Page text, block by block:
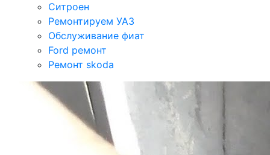
Ситроен
Ремонтируем УАЗ
Обслуживание фиат
Ford ремонт
Ремонт skoda